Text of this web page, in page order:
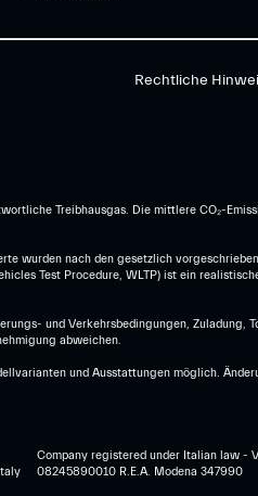
Rechtliche
Treibhausgas. Die mittlere CO₂-
wurden nach den gesetzlich
Test Procedure, WLTP) ist ein
und Verkehrsbedingungen,
abweichen.
und Ausstattungen möglich.
Company registered under Italian law -
08245890010 R.E.A. Modena 347990